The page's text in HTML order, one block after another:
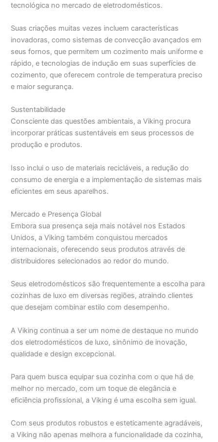
tecnológica no mercado de eletrodomésticos.
Suas criações muitas vezes incluem características
inovadoras, como sistemas de convecção avançados em
seus fornos, que permitem um cozimento mais uniforme e
rápido, e tecnologias de indução em suas superfícies de
cozimento, que oferecem controle de temperatura preciso
e maior segurança.
Sustentabilidade
Consciente das questões ambientais, a Viking procura
incorporar práticas sustentáveis em seus processos de
produção e produtos.
Isso inclui o uso de materiais recicláveis, a redução do
consumo de energia e a implementação de sistemas mais
eficientes em seus aparelhos.
Mercado e Presença Global
Embora sua presença seja mais notável nos Estados
Unidos, a Viking também conquistou mercados
internacionais, oferecendo seus produtos através de
distribuidores selecionados ao redor do mundo.
Seus eletrodomésticos são frequentemente a escolha para
cozinhas de luxo em diversas regiões, atraindo clientes
que desejam combinar estilo com desempenho.
A Viking continua a ser um nome de destaque no mundo
dos eletrodomésticos de luxo, sinônimo de inovação,
qualidade e design excepcional.
Para quem busca equipar sua cozinha com o que há de
melhor no mercado, com um toque de elegância e
eficiência profissional, a Viking é uma escolha sem igual.
Com seus produtos robustos e esteticamente agradáveis,
a Viking não apenas melhora a funcionalidade da cozinha,